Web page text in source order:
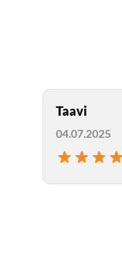
Taavi
04.07.2025